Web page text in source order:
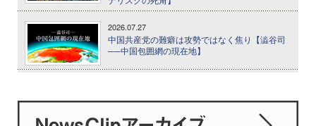
2026.07.27
中国共産党の難癖は攻勢ではなく焦り【澁谷司
──中国包囲網の現在地】